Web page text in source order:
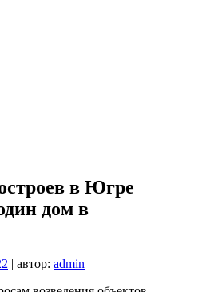
в Югре
дом в
| автор: admin